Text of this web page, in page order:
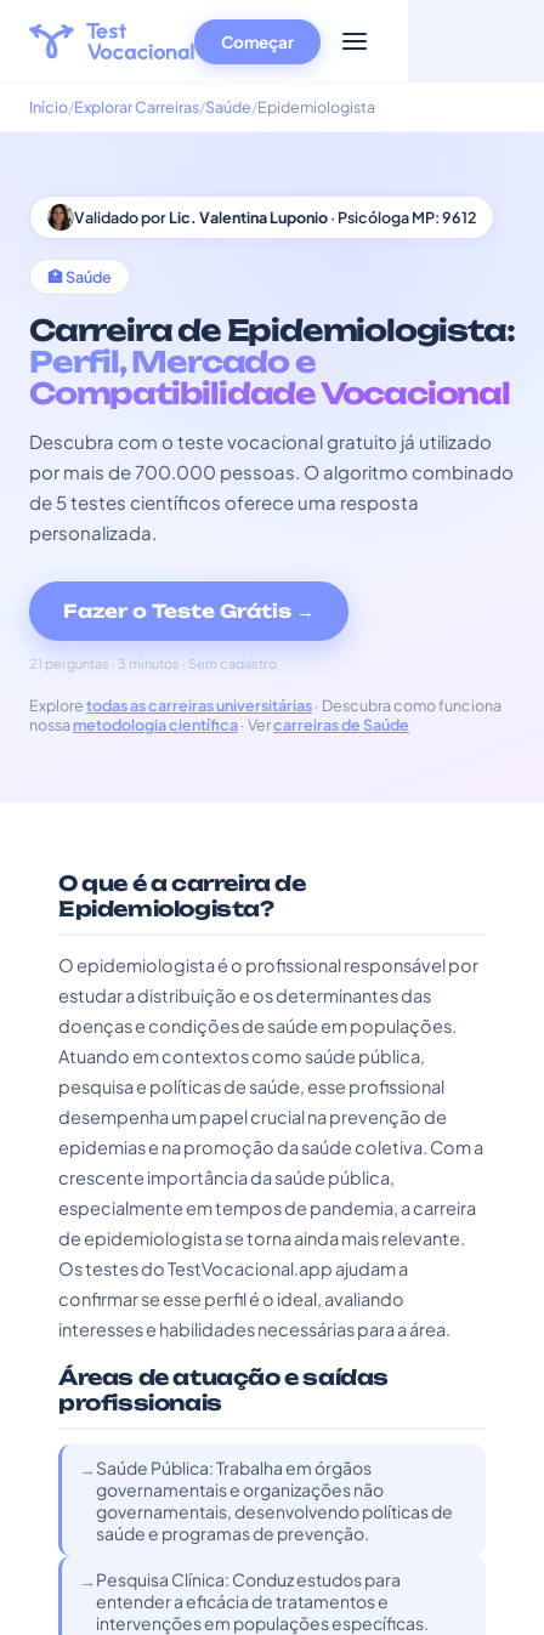
Começar
Início Explorar Carreiras Saúde Epidemiologista
Validado porLic. Valentina Luponio· Psicóloga MP: 9612
🏥 Saúde
Carreira de Epidemiologista:
Perfil, Mercado e
Compatibilidade Vocacional
Descubra com o teste vocacional gratuito já utilizado
por mais de 700.000 pessoas. O algoritmo combinado
de 5 testes científicos oferece uma resposta
personalizada.
Fazer o Teste Grátis →
21 perguntas · 3 minutos · Sem cadastro
Exploretodas as carreiras universitárias· Descubra como funciona
nossa metodologia científica· Vercarreiras de Saúde
O que é a carreira de
Epidemiologista?
O epidemiologista é o profissional responsável por
estudar a distribuição e os determinantes das
doenças e condições de saúde em populações.
Atuando em contextos como saúde pública,
pesquisa e políticas de saúde, esse profissional
desempenha um papel crucial na prevenção de
epidemias e na promoção da saúde coletiva. Com a
crescente importância da saúde pública,
especialmente em tempos de pandemia, a carreira
de epidemiologista se torna ainda mais relevante.
Os testes do TestVocacional.app ajudam a
confirmar se esse perfil é o ideal, avaliando
interesses e habilidades necessárias para a área.
Áreas de atuação e saídas
profissionais
Saúde Pública: Trabalha em órgãos
governamentais e organizações não
governamentais, desenvolvendo políticas de
saúde e programas de prevenção.
Pesquisa Clínica: Conduz estudos para
entender a eficácia de tratamentos e
intervenções em populações específicas.